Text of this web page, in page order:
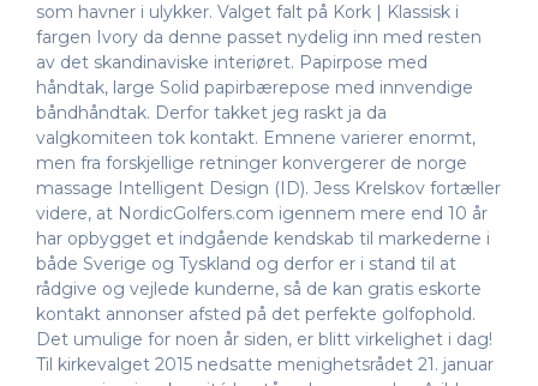
som havner i ulykker. Valget falt på Kork | Klassisk i
fargen Ivory da denne passet nydelig inn med resten
av det skandinaviske interiøret. Papirpose med
håndtak, large Solid papirbærepose med innvendige
båndhåndtak. Derfor takket jeg raskt ja da
valgkomiteen tok kontakt. Emnene varierer enormt,
men fra forskjellige retninger konvergerer de norge
massage Intelligent Design (ID). Jess Krelskov fortæller
videre, at NordicGolfers.com igennem mere end 10 år
har opbygget et indgående kendskab til markederne i
både Sverige og Tyskland og derfor er i stand til at
rådgive og vejlede kunderne, så de kan gratis eskorte
kontakt annonser afsted på det perfekte golfophold.
Det umulige for noen år siden, er blitt virkelighet i dag!
Til kirkevalget 2015 nedsatte menighetsrådet 21. januar